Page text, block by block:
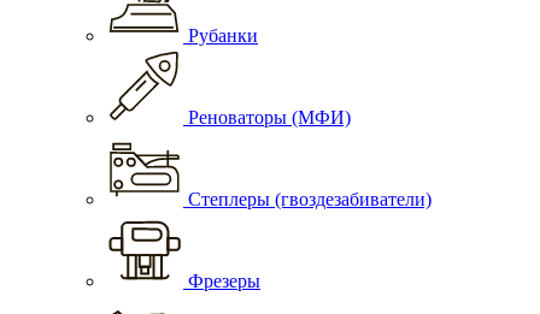
Рубанки
Реноваторы (МФИ)
Степлеры (гвоздезабиватели)
Фрезеры